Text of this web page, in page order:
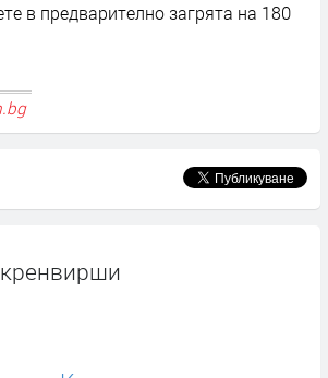
в предварително загрята на 180